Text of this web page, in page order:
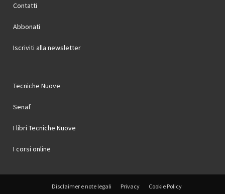
Contatti
Abbonati
Iscriviti alla newsletter
Tecniche Nuove
Senaf
I libri Tecniche Nuove
I corsi online
Disclaimer e note legali Privacy Cookie Policy